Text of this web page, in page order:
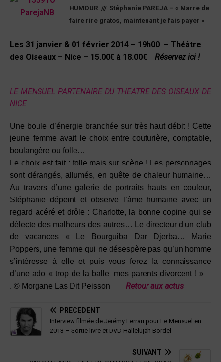
HUMOUR /// Stéphanie PAREJA – « Marre de
faire rire gratos, maintenant je fais payer »
Les 31 janvier & 01 février 2014 – 19h00 – Théâtre
des Oiseaux – Nice – 15.00€ à 18.00€
Réservez ici !
LE MENSUEL PARTENAIRE DU THEATRE DES OISEAUX DE
NICE
Une boule d’énergie branchée sur très haut débit ! Cette
jeune femme avait le choix entre couturière, comptable,
boulangère ou folle…
Le choix est fait : folle mais sur scène ! Les personnages
sont dérangés, allumés, en quête de chaleur humaine…
Au travers d’une galerie de portraits hauts en couleur,
Stéphanie dépeint et observe l’âme humaine avec un
regard acéré et drôle : Charlotte, la bonne copine qui se
délecte des malheurs des autres… Le directeur d’un club
de vacances « Le Bourguiba Dar Djerba… Marie
Poppers, une femme qui ne désespère pas qu’un homme
s’intéresse à elle et puis vous ferez la connaissance
d’une ado « trop de la balle, mes parents divorcent ! »
. © Morgane Las Dit Peisson
Retour aux actus
PRÉCÉDENT
Interview filmée de Jérémy Ferrari pour Le Mensuel en
2013 – Sortie livre et DVD Hallelujah Bordel
SUIVANT